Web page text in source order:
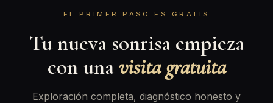
EL PRIMER PASO ES GRATIS
Tu nueva sonrisa empieza
con unavisita gratuita
Exploración completa, diagnóstico honesto y